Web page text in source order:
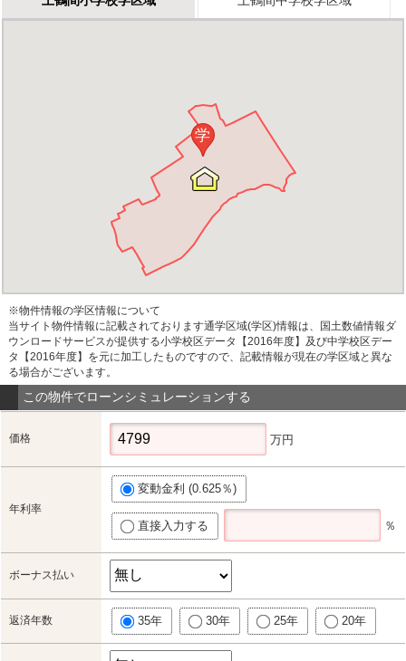
学
※物件情報の学区情報について
当サイト物件情報に記載されております通学区域(学区)情報は、国土数値情報ダ
ウンロードサービスが提供する小学校区データ【2016年度】及び中学校区デー
タ【2016年度】を元に加工したものですので、記載情報が現在の学区域と異な
る場合がございます。
この物件でローンシミュレーションする
価格 万円
年利率
変動金利 (0.625％)
直接入力する ％
ボーナス払い
返済年数 35年 30年 25年 20年